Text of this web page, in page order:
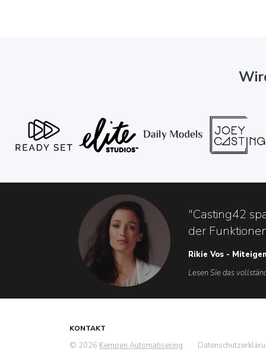
"Casting42
der
Rikie Vos -
Lesen Sie das
KONTAKT
© 2026 Kempen Automatisering